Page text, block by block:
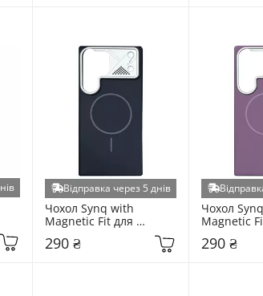
Відправка через 5 днів
Чохол Synq with
Magnetic Fit для
Samsung Galaxy S931
S25 Midnight Blue
290 ₴
Чохол
Magnetic
Samsung
S25 Purple
290 ₴